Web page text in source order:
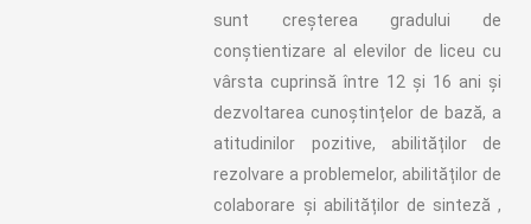
sunt creșterea gradului de
conștientizare al elevilor de liceu cu
vârsta cuprinsă între 12 și 16 ani și
dezvoltarea cunoștințelor de bază, a
atitudinilor pozitive, abilităților de
rezolvare a problemelor, abilităților de
colaborare și abilităților de sinteză ,